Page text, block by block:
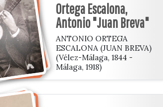
Ortega Escalona,
Antonio "Juan Breva"
ANTONIO ORTEGA
ESCALONA (JUAN BREVA)
(Vélez-Málaga, 1844 -
Málaga, 1918)